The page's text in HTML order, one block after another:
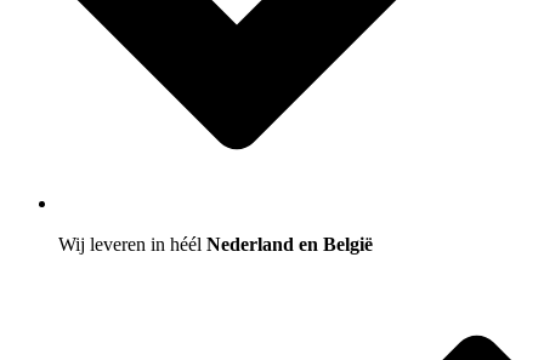
Wij leveren in héél Nederland en België